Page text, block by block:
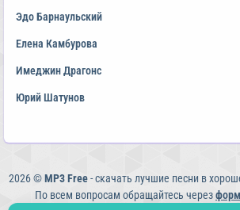
Эдо Барнаульский
Елена Камбурова
Имеджин Драгонс
Юрий Шатунов
2026 ©MP3 Free- скачать лучшие песни в
По всем вопросам обращайтесь через